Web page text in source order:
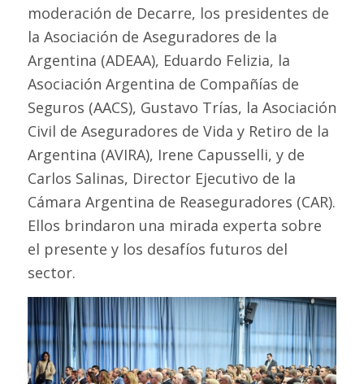
moderación de Decarre, los presidentes de
la Asociación de Aseguradores de la
Argentina (ADEAA), Eduardo Felizia, la
Asociación Argentina de Compañías de
Seguros (AACS), Gustavo Trías, la Asociación
Civil de Aseguradores de Vida y Retiro de la
Argentina (AVIRA), Irene Capusselli, y de
Carlos Salinas, Director Ejecutivo de la
Cámara Argentina de Reaseguradores (CAR).
Ellos brindaron una mirada experta sobre
el presente y los desafíos futuros del
sector.